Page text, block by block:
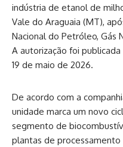
indústria de etanol de
Vale do Araguaia (MT),
Nacional do Petróleo, Gás
A autorização foi publicada
19 de maio de 2026.
De acordo com a
unidade marca um novo
segmento de
plantas de